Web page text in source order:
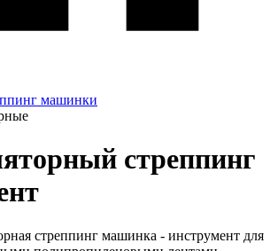
машинки
стреппинг
стреппинг машинка - инструмент для